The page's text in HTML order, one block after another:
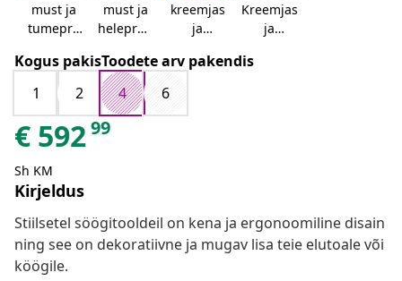
must ja
tumepru
must ja
helepruu
kreemjas
ja
n
Kreemjas
ja
Kogus pakisToodete arv pakendis
1
2 4 6
€ 59299
Sh KM
Kirjeldus
Stiilsetel söögitooldeil on kena ja ergonoomiline disain
ning see on dekoratiivne ja mugav lisa teie elutoale või
köögile.